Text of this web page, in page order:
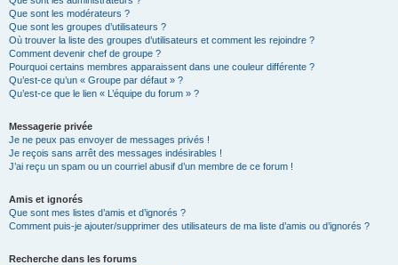
Que sont les modérateurs ?
Que sont les groupes d’utilisateurs ?
Où trouver la liste des groupes d’utilisateurs et comment les rejoindre ?
Comment devenir chef de groupe ?
Pourquoi certains membres apparaissent dans une couleur différente ?
Qu’est-ce qu’un « Groupe par défaut » ?
Qu’est-ce que le lien « L’équipe du forum » ?
Messagerie privée
Je ne peux pas envoyer de messages privés !
Je reçois sans arrêt des messages indésirables !
J’ai reçu un spam ou un courriel abusif d’un membre de ce forum !
Amis et ignorés
Que sont mes listes d’amis et d’ignorés ?
Comment puis-je ajouter/supprimer des utilisateurs de ma liste d’amis ou d’ignorés ?
Recherche dans les forums